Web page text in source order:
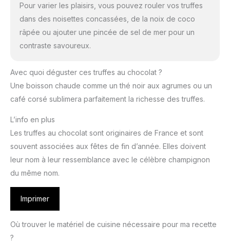
Pour varier les plaisirs, vous pouvez rouler vos truffes
dans des noisettes concassées, de la noix de coco
râpée ou ajouter une pincée de sel de mer pour un
contraste savoureux.
Avec quoi déguster ces truffes au chocolat ?
Une boisson chaude comme un thé noir aux agrumes ou un
café corsé sublimera parfaitement la richesse des truffes.
L’info en plus
Les truffes au chocolat sont originaires de France et sont
souvent associées aux fêtes de fin d’année. Elles doivent
leur nom à leur ressemblance avec le célèbre champignon
du même nom.
Imprimer
Où trouver le matériel de cuisine nécessaire pour ma recette
?